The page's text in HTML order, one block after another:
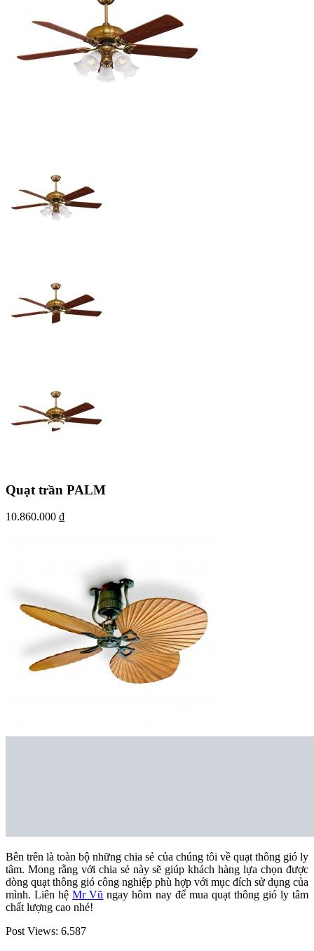
Quạt trần PALM
10.860.000 ₫
Bên trên là toàn bộ những chia sẻ của chúng tôi về quạt thông gió ly
tâm. Mong rằng với chia sẻ này sẽ giúp khách hàng lựa chọn được
dòng quạt thông gió công nghiệp phù hợp với mục đích sử dụng của
mình. Liên hệMr Vũ ngay hôm nay để mua quạt thông gió ly tâm
chất lượng cao nhé!
Post Views: 6.587